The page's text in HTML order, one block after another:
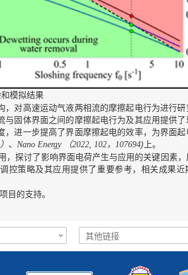
模拟结果
高速运动气液两相流的摩擦起电行为进行研
固体界面之间的摩擦起电行为及其应用提供了
进一步提高了界面摩擦起电的效率，为界面起
） 、 Nano Energy（2022, 102，107694) 上。
探讨了影响界面电荷产生与应用的关键因素，
控策略及其应用提供了重要参考，相关成果近
目的支持。